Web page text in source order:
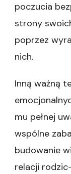
poczucia
strony
poprzez
nich.
Inną ważną
mu pełnej
wspólne
budowanie
relacji